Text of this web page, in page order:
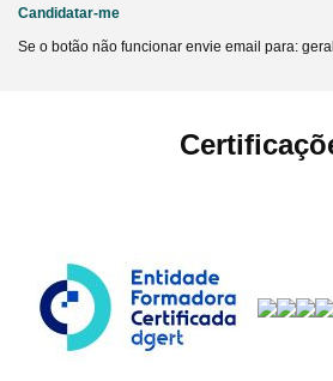
Candidatar-me
Se o botão não funcionar envie email para: